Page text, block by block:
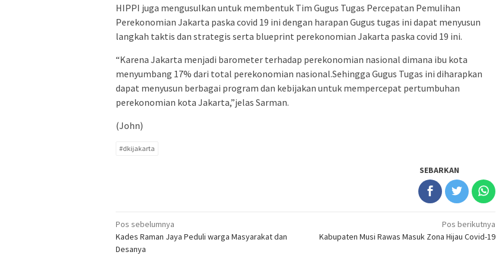
HIPPI juga mengusulkan untuk membentuk Tim Gugus Tugas Percepatan Pemulihan
Perekonomian Jakarta paska covid 19 ini dengan harapan Gugus tugas ini dapat menyusun
langkah taktis dan strategis serta blueprint perekonomian Jakarta paska covid 19 ini.
“Karena Jakarta menjadi barometer terhadap perekonomian nasional dimana ibu kota
menyumbang 17% dari total perekonomian nasional.Sehingga Gugus Tugas ini diharapkan
dapat menyusun berbagai program dan kebijakan untuk mempercepat pertumbuhan
perekonomian kota Jakarta,”jelas Sarman.
(John)
#dkijakarta
SEBARKAN
Navigasi
pos
Pos sebelumnya
Kades Raman Jaya Peduli warga Masyarakat dan
Desanya
Pos berikutnya
Kabupaten Musi Rawas Masuk Zona Hijau Covid-19